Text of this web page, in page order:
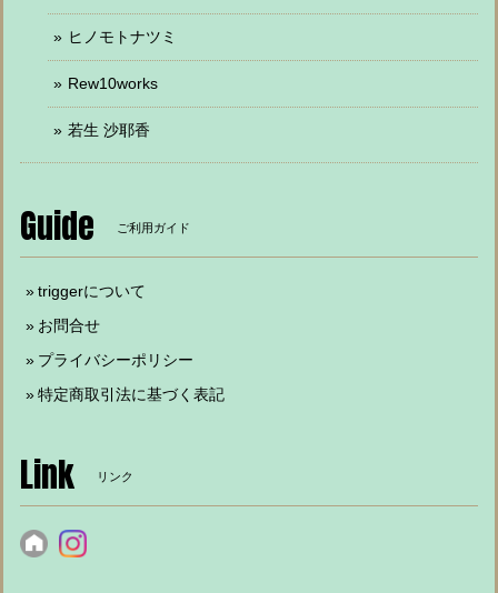
ヒノモトナツミ
Rew10works
若生 沙耶香
Guide ご利用ガイド
triggerについて
お問合せ
プライバシーポリシー
特定商取引法に基づく表記
Link リンク